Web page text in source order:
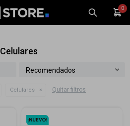
0
Celulares
Recomendados
Celulares Quitar filtros